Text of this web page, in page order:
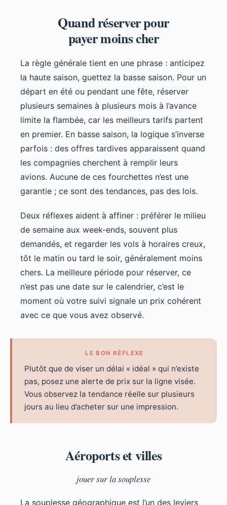
Quand réserver pour
payer moins cher
La règle générale tient en une phrase : anticipez
la haute saison, guettez la basse saison. Pour un
départ en été ou pendant une fête, réserver
plusieurs semaines à plusieurs mois à l’avance
limite la flambée, car les meilleurs tarifs partent
en premier. En basse saison, la logique s’inverse
parfois : des offres tardives apparaissent quand
les compagnies cherchent à remplir leurs
avions. Aucune de ces fourchettes n’est une
garantie ; ce sont des tendances, pas des lois.
Deux réflexes aident à affiner : préférer le milieu
de semaine aux week-ends, souvent plus
demandés, et regarder les vols à horaires creux,
tôt le matin ou tard le soir, généralement moins
chers. La meilleure période pour réserver, ce
n’est pas une date sur le calendrier, c’est le
moment où votre suivi signale un prix cohérent
avec ce que vous avez observé.
LE BON RÉFLEXE
Plutôt que de viser un délai « idéal » qui n’existe
pas, posez une alerte de prix sur la ligne visée.
Vous observez la tendance réelle sur plusieurs
jours au lieu d’acheter sur une impression.
Aéroports et villes
jouer sur la souplesse
La souplesse géographique est l’un des leviers